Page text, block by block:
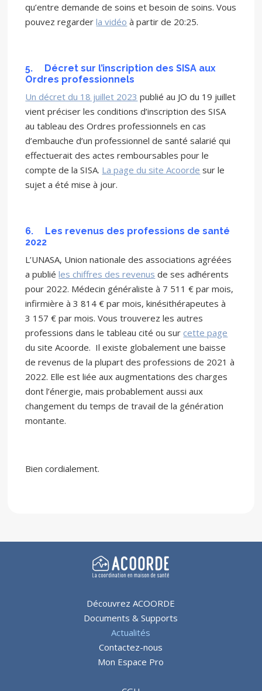
qu’entre demande de soins et besoin de soins. Vous
pouvez regarderla vidéo à partir de 20:25.
5. Décret sur l’inscription des SISA aux
Ordres professionnels
Un décret du 18 juillet 2023 publié au JO du 19 juillet
vient préciser les conditions d’inscription des SISA
au tableau des Ordres professionnels en cas
d’embauche d’un professionnel de santé salarié qui
effectuerait des actes remboursables pour le
compte de la SISA. La page du site Acoorde sur le
sujet a été mise à jour.
6. Les revenus des professions de santé
2022
L’UNASA, Union nationale des associations agréées
a publiéles chiffres des revenus de ses adhérents
pour 2022. Médecin généraliste à 7 511 € par mois,
infirmière à 3 814 € par mois, kinésithérapeutes à
3 157 € par mois. Vous trouverez les autres
professions dans le tableau cité ou surcette page
du site Acoorde. Il existe globalement une baisse
de revenus de la plupart des professions de 2021 à
2022. Elle est liée aux augmentations des charges
dont l’énergie, mais probablement aussi aux
changement du temps de travail de la génération
montante.
Bien cordialement.
Découvrez ACOORDE
Documents & Supports
Actualités
Contactez-nous
Mon Espace Pro